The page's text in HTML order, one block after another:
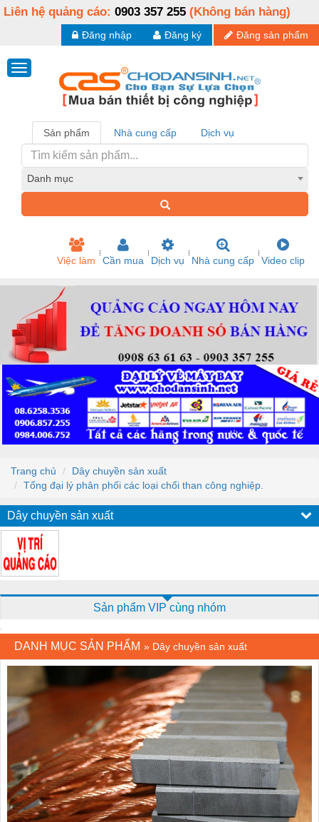
Liên hệ quảng cáo: 0903 357 255 (Không bán hàng)
Đăng sản phẩm
Đăng ký
Đăng nhập
Sản phẩm Nhà cung cấp Dịch vụ
Danh mục
Việc làm Cần mua Dịch vụ Nhà cung cấp Video clip
Trang chủ
Dây chuyền sản xuất
Tổng đại lý phân phối các loại chổi than công nghiệp.
Dây chuyền sản xuất
Sản phẩm VIP cùng nhóm
DANH MỤC SẢN PHẨM » Dây chuyền sản xuất